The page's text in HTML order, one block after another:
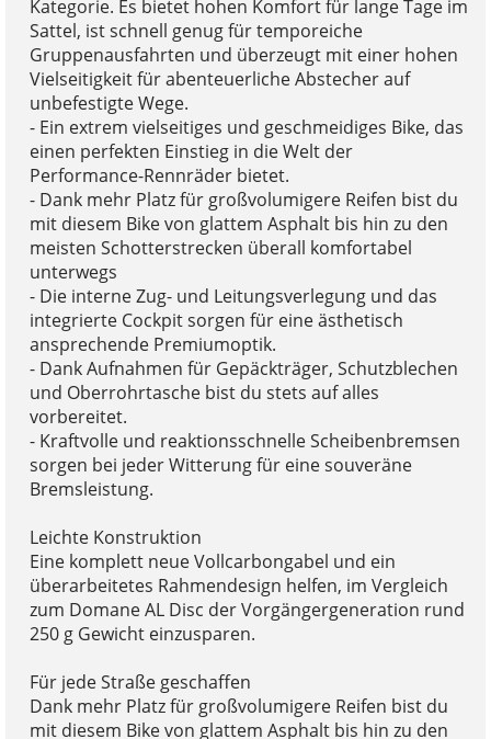
Kategorie. Es bietet hohen Komfort für lange Tage im
Sattel, ist schnell genug für temporeiche
Gruppenausfahrten und überzeugt mit einer hohen
Vielseitigkeit für abenteuerliche Abstecher auf
unbefestigte Wege.
- Ein extrem vielseitiges und geschmeidiges Bike, das
einen perfekten Einstieg in die Welt der
Performance-Rennräder bietet.
- Dank mehr Platz für großvolumigere Reifen bist du
mit diesem Bike von glattem Asphalt bis hin zu den
meisten Schotterstrecken überall komfortabel
unterwegs
- Die interne Zug- und Leitungsverlegung und das
integrierte Cockpit sorgen für eine ästhetisch
ansprechende Premiumoptik.
- Dank Aufnahmen für Gepäckträger, Schutzblechen
und Oberrohrtasche bist du stets auf alles
vorbereitet.
- Kraftvolle und reaktionsschnelle Scheibenbremsen
sorgen bei jeder Witterung für eine souveräne
Bremsleistung.
Leichte Konstruktion
Eine komplett neue Vollcarbongabel und ein
überarbeitetes Rahmendesign helfen, im Vergleich
zum Domane AL Disc der Vorgängergeneration rund
250 g Gewicht einzusparen.
Für jede Straße geschaffen
Dank mehr Platz für großvolumigere Reifen bist du
mit diesem Bike von glattem Asphalt bis hin zu den